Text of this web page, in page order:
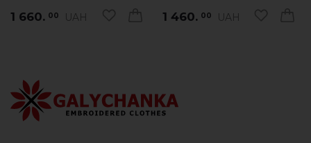
1 660. 00 UAH 1 460. 00 UAH